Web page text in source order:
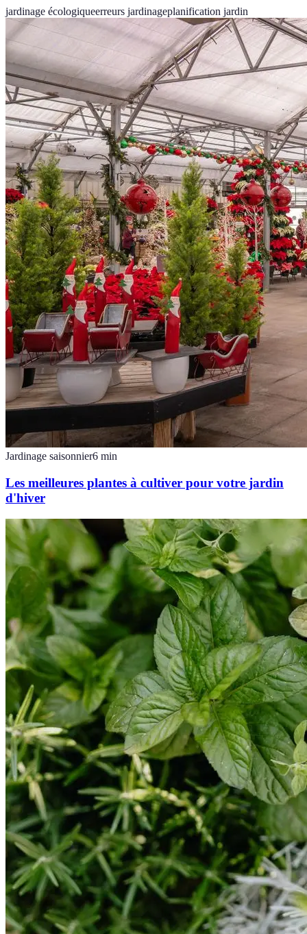
jardinage écologiqueerreurs jardinageplanification jardin
Jardinage saisonnier6 min
Les meilleures plantes à cultiver pour votre jardin
d'hiver